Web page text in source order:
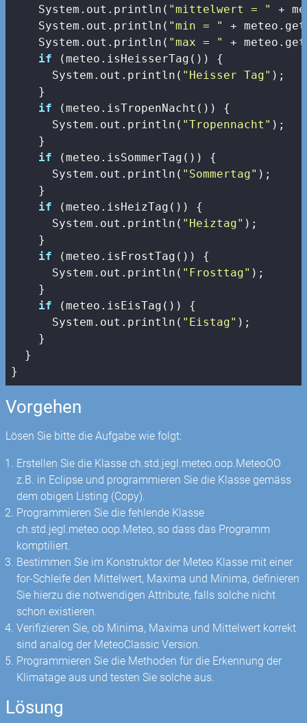
    System.out.println(
"mittelwert = "
+
    System.out.println(
"min = "
+
    System.out.println(
"max = "
+
if (meteo.isHeisserTag()) {
      System.out.println(
"Heisser Tag" );
    }
if (meteo.isTropenNacht()) {
      System.out.println(
"Tropennacht" );
    }
if (meteo.isSommerTag()) {
      System.out.println(
"Sommertag" );
    }
if (meteo.isHeizTag()) {
      System.out.println(
"Heiztag" );
    }
if (meteo.isFrostTag()) {
      System.out.println(
"Frosttag" );
    }
if (meteo.isEisTag()) {
      System.out.println(
"Eistag" );
    }
  }
}
Vorgehen
Lösen Sie bitte die Aufgabe wie folgt:
Erstellen Sie die Klasse ch.std.jegl.meteo.oop.MeteoOO
z.B. in Eclipse und programmieren Sie die Klasse gemäss
dem obigen Listing (Copy).
Programmieren Sie die fehlende Klasse
ch.std.jegl.meteo.oop.Meteo, so dass das Programm
komptiliert.
Bestimmen Sie im Konstruktor der Meteo Klasse mit einer
for-Schleife den Mittelwert, Maxima und Minima, definieren
Sie hierzu die notwendigen Attribute, falls solche nicht
schon existieren.
Verifizieren Sie, ob Minima, Maxima und Mittelwert korrekt
sind analog der MeteoClassic Version.
Programmieren Sie die Methoden für die Erkennung der
Klimatage aus und testen Sie solche aus.
Lösung